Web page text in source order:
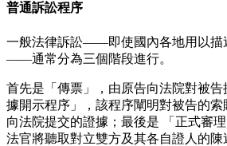
普通訴訟程序
一般法律訴訟——即使國內各地用以描
——通常分為三個階段進行。
首先是「傳票」，由原告向法院對被
據開示程序」，該程序闡明對被告的
向法院提交的證據；最後是 「正式審
法官將聽取對立雙方及其各自證人的